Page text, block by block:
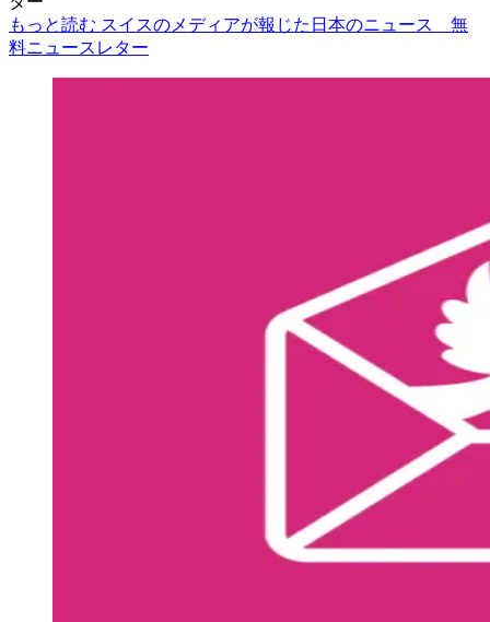
もっと読む スイスのメディアが報じた日本のニュース 無
料ニュースレター